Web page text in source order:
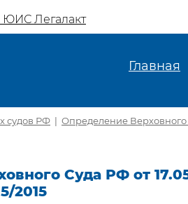
ЮИС Легалакт
Главная
судов РФ | Определение Верховного
Суда РФ от
2015